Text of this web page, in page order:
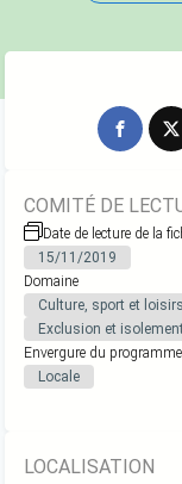
COMITÉ DE
Date de lecture de la
15/11/2019
Domaine
Culture, sport et loisirs
Exclusion et isolement
Envergure du programme
Locale
LOCALISATION